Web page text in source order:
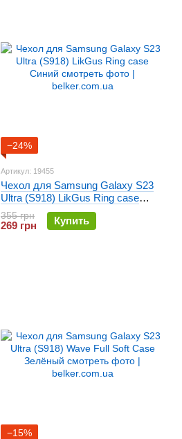
−24%
Артикул: 19455
Чехол для Samsung Galaxy S23
Ultra (S918) LikGus Ring case
Синий
355 грн
269 грн Купить
−15%